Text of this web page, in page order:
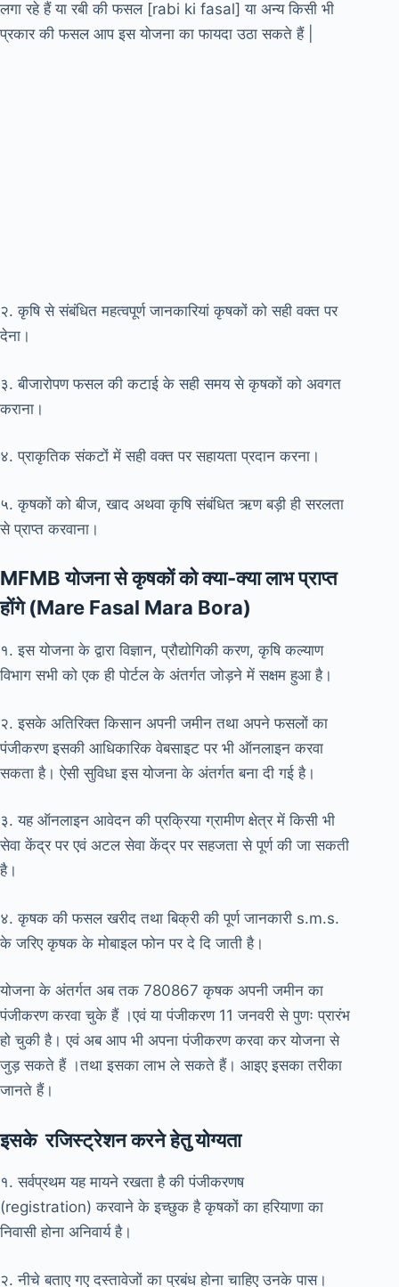
लगा रहे हैं या रबी की फसल [rabi ki fasal] या अन्य किसी भी
प्रकार की फसल आप इस योजना का फायदा उठा सकते हैं |
२. कृषि से संबंधित महत्वपूर्ण जानकारियां कृषकों को सही वक्त पर
देना।
३. बीजारोपण फसल की कटाई के सही समय से कृषकों को अवगत
कराना।
४. प्राकृतिक संकटों में सही वक्त पर सहायता प्रदान करना।
५. कृषकों को बीज, खाद अथवा कृषि संबंधित ऋण बड़ी ही सरलता
से प्राप्त करवाना।
MFMB योजना से कृषकों को क्या-क्या लाभ प्राप्त
होंगे (Mare Fasal Mara Bora)
१. इस योजना के द्वारा विज्ञान, प्रौद्योगिकी करण, कृषि कल्याण
विभाग सभी को एक ही पोर्टल के अंतर्गत जोड़ने में सक्षम हुआ है।
२. इसके अतिरिक्त किसान अपनी जमीन तथा अपने फसलों का
पंजीकरण इसकी आधिकारिक वेबसाइट पर भी ऑनलाइन करवा
सकता है। ऐसी सुविधा इस योजना के अंतर्गत बना दी गई है।
३. यह ऑनलाइन आवेदन की प्रक्रिया ग्रामीण क्षेत्र में किसी भी
सेवा केंद्र पर एवं अटल सेवा केंद्र पर सहजता से पूर्ण की जा सकती
है।
४. कृषक की फसल खरीद तथा बिक्री की पूर्ण जानकारी s.m.s.
के जरिए कृषक के मोबाइल फोन पर दे दि जाती है।
योजना के अंतर्गत अब तक 780867 कृषक अपनी जमीन का
पंजीकरण करवा चुके हैं ।एवं या पंजीकरण 11 जनवरी से पुणः प्रारंभ
हो चुकी है। एवं अब आप भी अपना पंजीकरण करवा कर योजना से
जुड़ सकते हैं ।तथा इसका लाभ ले सकते हैं। आइए इसका तरीका
जानते हैं।
इसके रजिस्ट्रेशन करने हेतु योग्यता
१. सर्वप्रथम यह मायने रखता है की पंजीकरणष
(registration) करवाने के इच्छुक है कृषकों का हरियाणा का
निवासी होना अनिवार्य है।
२. नीचे बताए गए दस्तावेजों का प्रबंध होना चाहिए उनके पास।